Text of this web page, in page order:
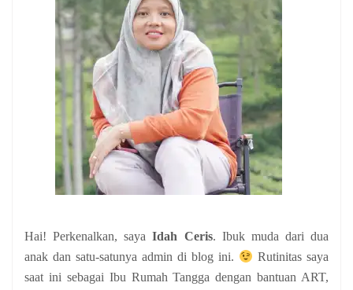
Hai! Perkenalkan, sayaIdah Ceris. Ibuk muda dari dua
anak dan satu-satunya admin di blog ini.
Rutinitas saya
saat ini sebagai Ibu Rumah Tangga dengan bantuan ART,